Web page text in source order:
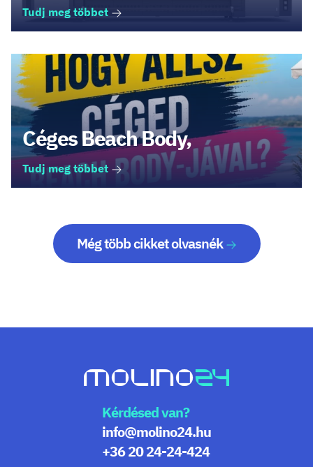
Tudj meg többet
Céges Beach Body,
Tudj meg többet
Még több cikket olvasnék
Kérdésed van?
info@molino24.hu
+36 20 24-24-424